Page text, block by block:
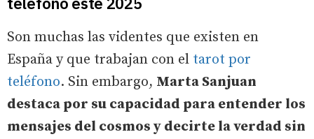
Son muchas las videntes que existen en
España y que trabajan con el tarot por
teléfono. Sin embargo, Marta Sanjuan
destaca por su capacidad para entender los
mensajes del cosmos y decirte la verdad sin